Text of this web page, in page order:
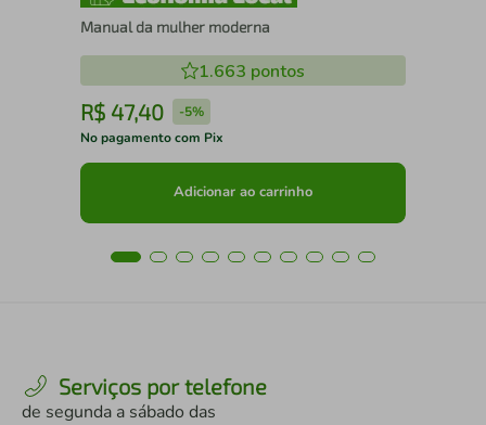
Manual da mulher moderna
1.663 pontos
R$ 47,40 -5%
No pagamento com Pix
Adicionar ao carrinho
Serviços por telefone
de segunda a sábado das